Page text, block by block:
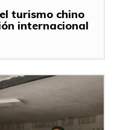
turismo chino
internacional